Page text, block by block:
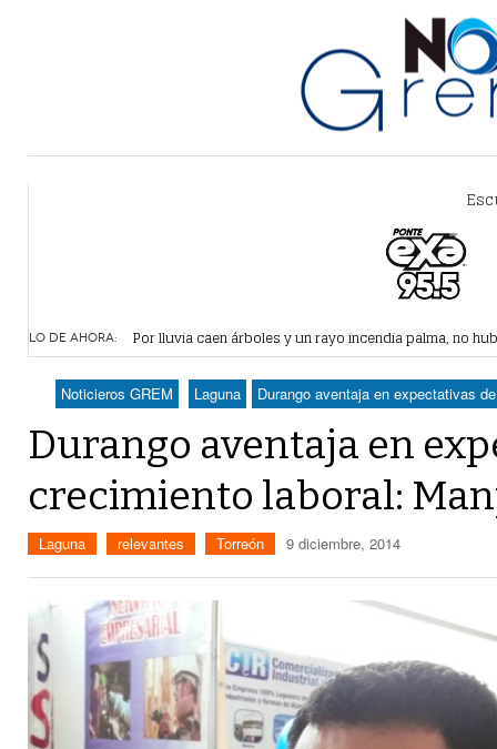
LO DE AHORA:
Por lluvia caen árboles y un rayo incendia palma, no
Anuncian cambios en gabinete estatal de Coahuila-
Van por mejoras al sistema de parquímetros de Gómez
¿Vas a sacar tu pasaporte? ¡Cuidado! Hay páginas
Noticieros GREM Laguna Durango aventaja en expectativas
Durango aventaja en
crecimiento laboral:
Laguna relevantes Torreón 9 diciembre, 2014